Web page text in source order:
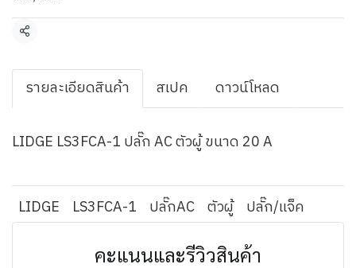
แชร์
รายละเอียดสินค้า สเปค ดาวน์โหลด
LIDGE LS3FCA-1 ปลั๊ก AC ตัวผู้ ขนาด 20 A
LIDGE LS3FCA-1 ปลั๊กAC ตัวผู้ ปลั๊ก/แจ็ค
คะแนนและรีวิวสินค้า